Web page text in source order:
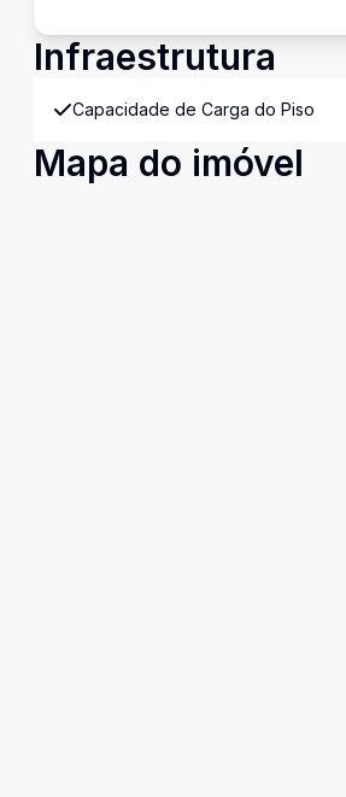
Infraestrutura
Capacidade de Carga do Piso
Mapa do imóvel